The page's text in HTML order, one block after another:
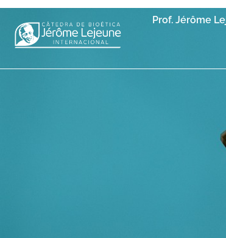
Prof. Jérôme